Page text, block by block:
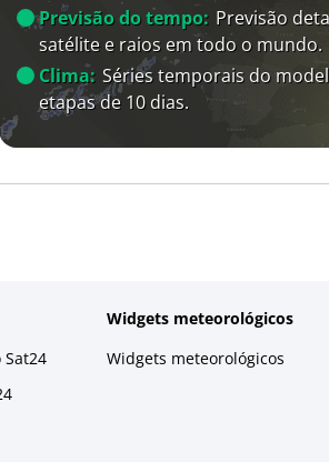
Previsão do tempo: Previsão
satélite e raios em todo o mundo.
Clima: Séries temporais do
etapas de 10 dias.
Widgets meteorológicos
Widgets meteorológicos